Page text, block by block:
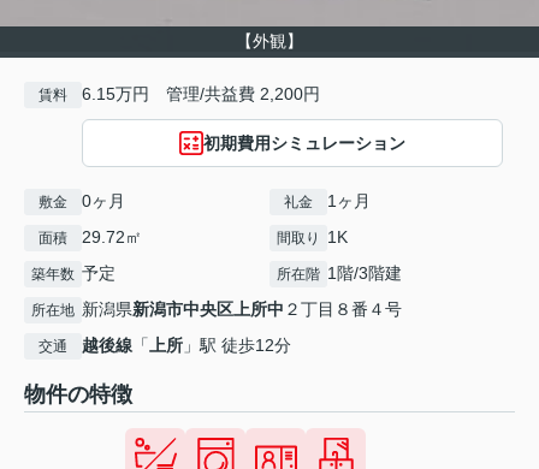
【外観】
賃料 6.15万円 管理/共益費 2,200円
初期費用シミュレーション
敷金 0ヶ月 礼金 1ヶ月
面積 29.72㎡ 間取り 1K
築年数 予定 所在階 1階/3階建
所在地 新潟県新潟市中央区 上所中 ２丁目８番４号
交通 越後線 「 上所 」駅 徒歩12分
物件の特徴